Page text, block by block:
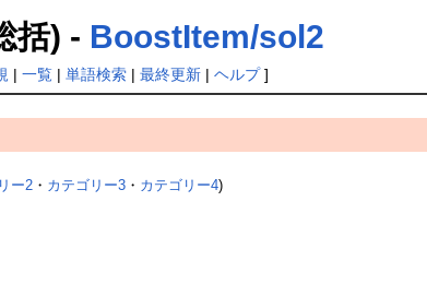
括) - BoostItem/sol2
| 一覧| 単語検索| 最終更新| ヘルプ]
ー2 ・ カテゴリー3 ・ カテゴリー4)